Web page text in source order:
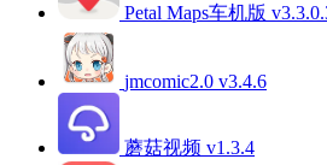
Petal Maps车机版
jmcomic2.0 v3.4.6
蘑菇视频 v1.3.4